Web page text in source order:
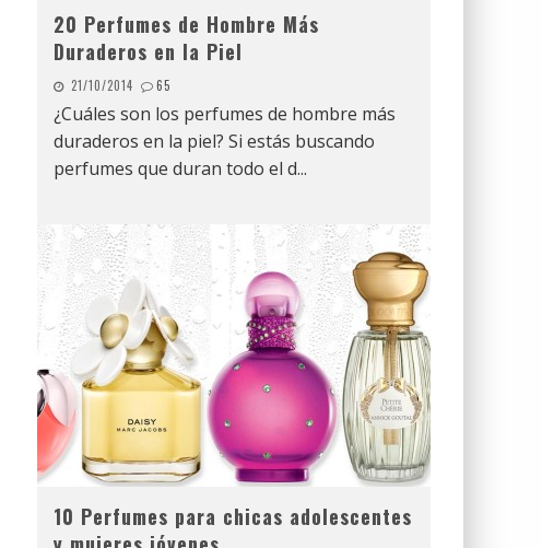
20 Perfumes de Hombre Más
Duraderos en la Piel
21/10/2014 65
¿Cuáles son los perfumes de hombre más
duraderos en la piel? Si estás buscando
perfumes que duran todo el d...
10 Perfumes para chicas adolescentes